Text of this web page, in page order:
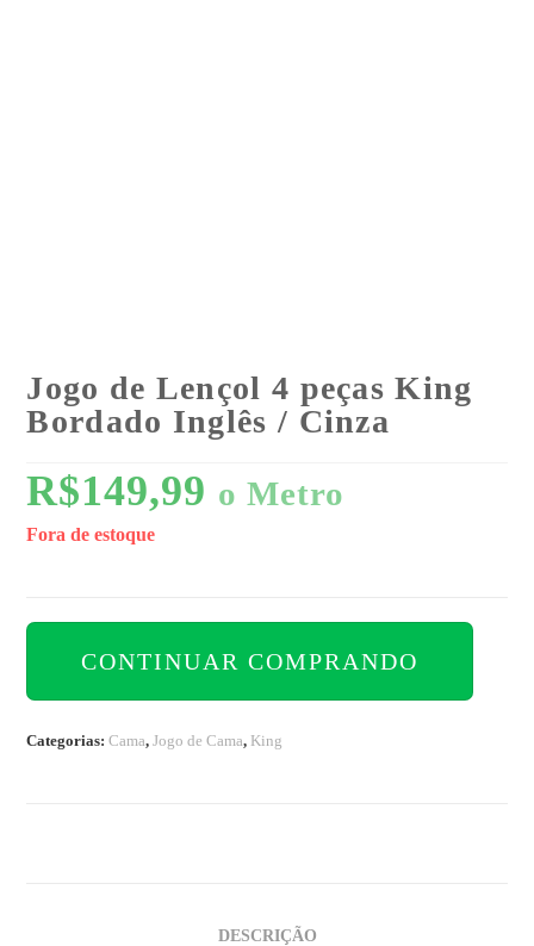
Jogo de Lençol 4 peças King
Bordado Inglês / Cinza
R$149,99 o Metro
Fora de estoque
CONTINUAR COMPRANDO
Categorias:Cama,Jogo de Cama, King
DESCRIÇÃO